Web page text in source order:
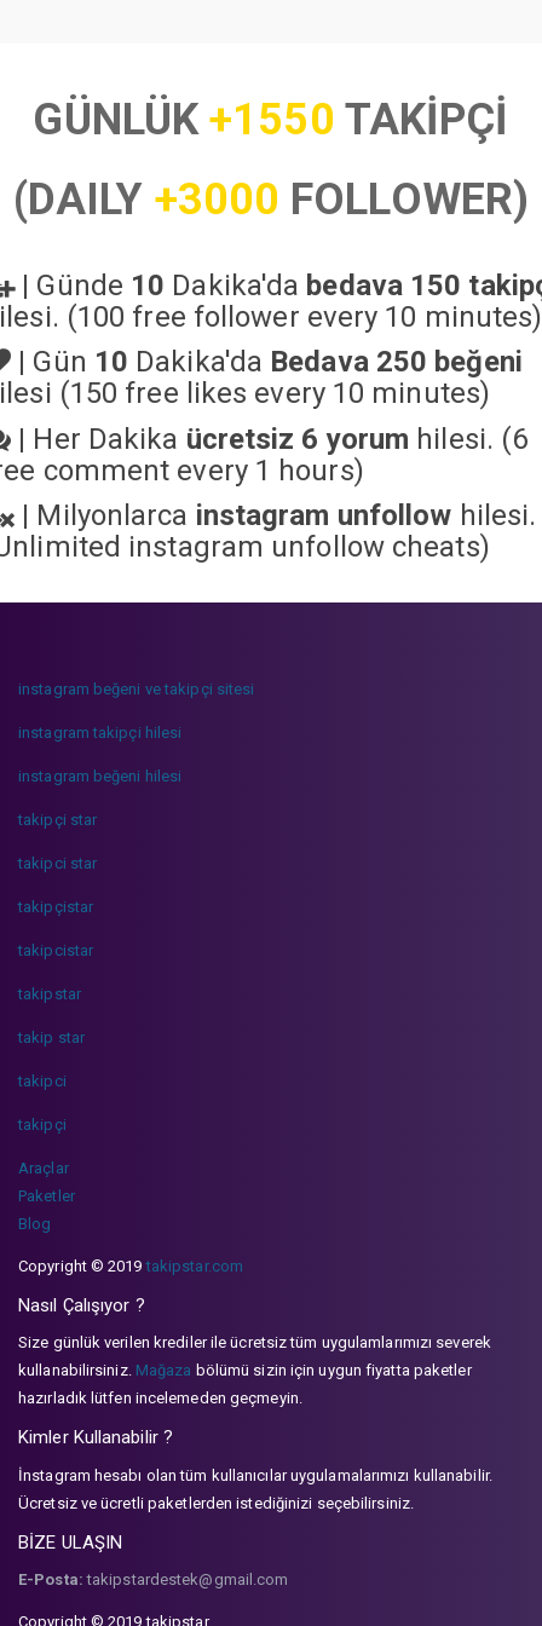
GÜNLÜK+1550 TAKİPÇİ
(DAILY +3000 FOLLOWER)
| Günde 10 Dakika'da bedava 150
(100 free follower every 10 minutes)
| Gün 10 Dakika'da Bedava 250 beğeni
(150 free likes every 10 minutes)
| Her Dakika ücretsiz 6 yorum hilesi. (6
comment every 1 hours)
| Milyonlarca instagram unfollow hilesi.
instagram unfollow cheats)
instagram beğeni ve takipçi sitesi
instagram takipçi hilesi
instagram beğeni hilesi
takipçi star
takipci star
takipçistar
takipcistar
takipstar
takip star
takipci
takipçi
Araçlar
Paketler
Blog
Copyright © 2019takipstar.com
Nasıl Çalışıyor ?
Size günlük verilen krediler ile ücretsiz tüm uygulamlarımızı severek
kullanabilirsiniz. Mağaza bölümü sizin için uygun fiyatta paketler
hazırladık lütfen incelemeden geçmeyin.
Kimler Kullanabilir ?
İnstagram hesabı olan tüm kullanıcılar uygulamalarımızı kullanabilir.
Ücretsiz ve ücretli paketlerden istediğinizi seçebilirsiniz.
BİZE ULAŞIN
E-Posta: takipstardestek@gmail.com
Copyright © 2019 takipstar.